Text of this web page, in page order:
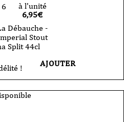
à l'unité
6,95€
Débauche -
Stout
Split 44cl
! AJOUTER